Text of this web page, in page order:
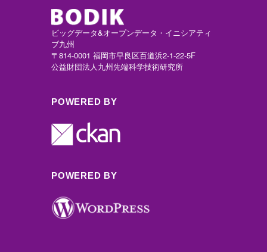
ビッグデータ&オープンデータ・イニシアティ
ブ九州
〒814-0001 福岡市早良区百道浜2-1-22-5F
公益財団法人九州先端科学技術研究所
POWERED BY
POWERED BY